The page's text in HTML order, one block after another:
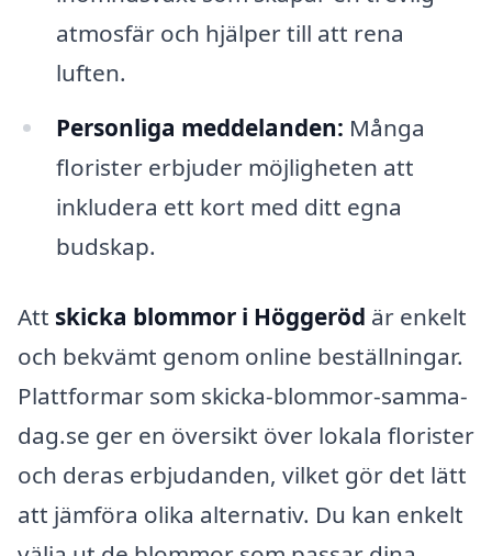
atmosfär och hjälper till att rena
luften.
Personliga meddelanden: Många
florister erbjuder möjligheten att
inkludera ett kort med ditt egna
budskap.
Att skicka blommor i Höggeröd är enkelt
och bekvämt genom online beställningar.
Plattformar som skicka-blommor-samma-
dag.se ger en översikt över lokala florister
och deras erbjudanden, vilket gör det lätt
att jämföra olika alternativ. Du kan enkelt